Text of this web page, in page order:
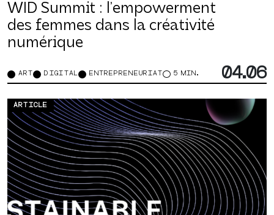
WID Summit : l’empowerment
des femmes dans la créativité
numérique
ART DIGITAL ENTREPRENEURIAT 5 MIN. 04.06
ARTICLE